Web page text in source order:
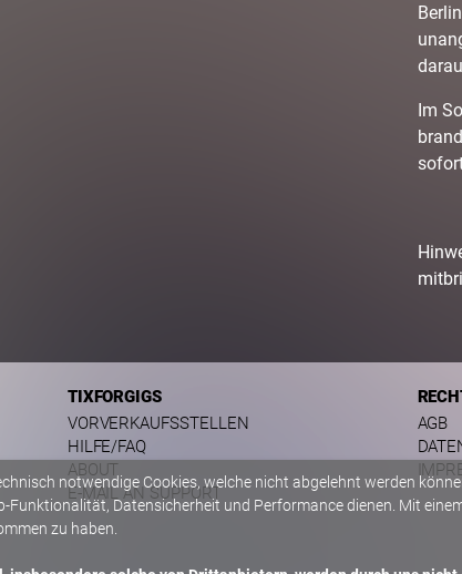
Im
TIXFORGIGS
VORVERKAUFSSTELLEN
HILFE/FAQ
ABOUT
E-MAIL AN SUPPORT
AGB
notwendige Cookies, welche nicht abgelehnt werden
Datensicherheit und Performance dienen. Mit
zu haben.